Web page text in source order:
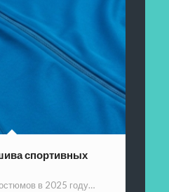
спортивных
в 2025 году…